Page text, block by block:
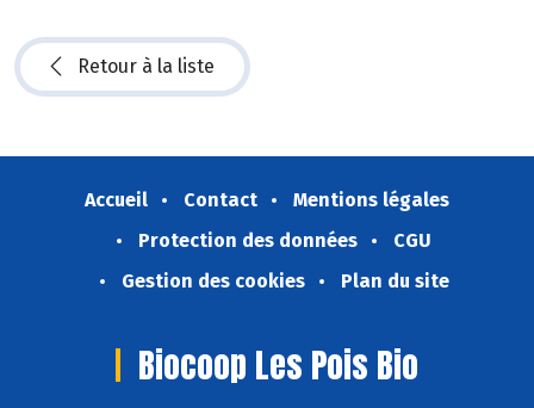
Retour à la liste
Accueil Contact
Mentions légales
Protection des données
CGU
Gestion des cookies
Plan du site
Biocoop Les Pois Bio